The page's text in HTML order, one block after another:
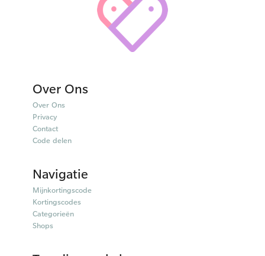
Over Ons
Over Ons
Privacy
Contact
Code delen
Navigatie
Mijnkortingscode
Kortingscodes
Categorieën
Shops